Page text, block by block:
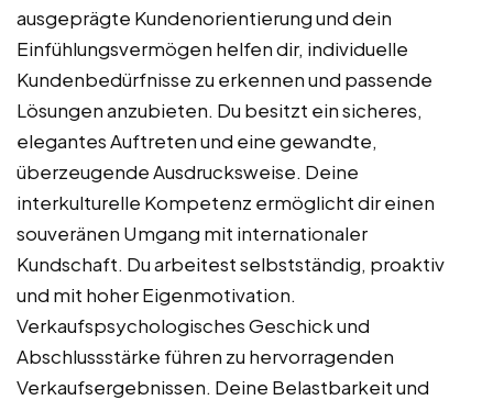
ausgeprägte Kundenorientierung und dein
Einfühlungsvermögen helfen dir, individuelle
Kundenbedürfnisse zu erkennen und passende
Lösungen anzubieten. Du besitzt ein sicheres,
elegantes Auftreten und eine gewandte,
überzeugende Ausdrucksweise. Deine
interkulturelle Kompetenz ermöglicht dir einen
souveränen Umgang mit internationaler
Kundschaft. Du arbeitest selbstständig, proaktiv
und mit hoher Eigenmotivation.
Verkaufspsychologisches Geschick und
Abschlussstärke führen zu hervorragenden
Verkaufsergebnissen. Deine Belastbarkeit und